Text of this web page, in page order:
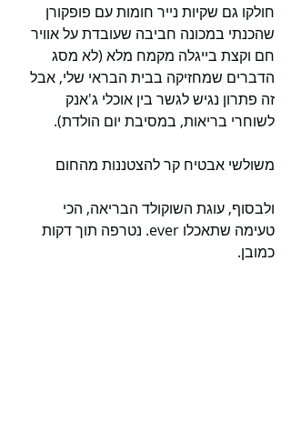
חולקו גם שקיות נייר חומות עם פופקורן
שהכנתי במכונה חביבה שעובדת על אוויר
חם וקצת בייגלה מקמח מלא (לא מסג
הדברים שמחזיקה בבית הבראי שלי, אבל
זה פתרון נגיש לגשר בין אוכלי ג'אנק
לשוחרי בריאות, במסיבת יום הולדת).
משולשי אבטיח קר להצטננות מהחום
ולבסוף, עוגת השוקולד הבריאה, הכי
טעימה שתאכלו ever. נטרפה תוך דקות
כמובן.